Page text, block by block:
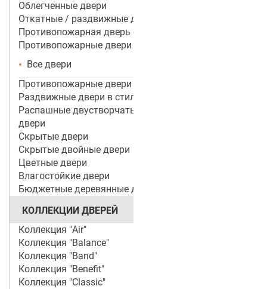
Облегченные двери
Откатные / раздвижные двери
Противопожарная дверь со стеклом
Противопожарные двери
Все двери
Противопожарные двери ei 60
Раздвижные двери в стиле лофт
Распашные двустворчатые межкомнатные
двери
Скрытые двери
Скрытые двойные двери
Цветные двери
Влагостойкие двери
Бюджетные деревянные двери
КОЛЛЕКЦИИ ДВЕРЕЙ
Коллекция "Air"
Коллекция "Balance"
Коллекция "Band"
Коллекция "Benefit"
Коллекция "Classic"